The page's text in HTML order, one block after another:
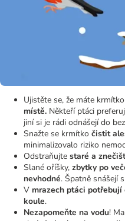
Ujistěte se, že máte krmítko
místě. Někteří ptáci
jiní si je rádi odnášejí do
Snažte se krmítko čistit
minimalizovalo riziko
Odstraňujte staré a
Slané oříšky, zbytky po
nevhodné. Špatně snášejí
V mrazech ptáci
koule.
Nezapomeňte na vodu!